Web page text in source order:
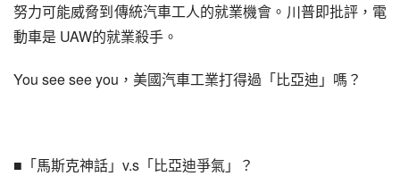
努力可能威脅到傳統汽車工人的就業機會。川普即批評，電
動車是 UAW的就業殺手。
You see see you，美國汽車工業打得過「比亞迪」嗎？
■「馬斯克神話」v.s「比亞迪爭氣」？